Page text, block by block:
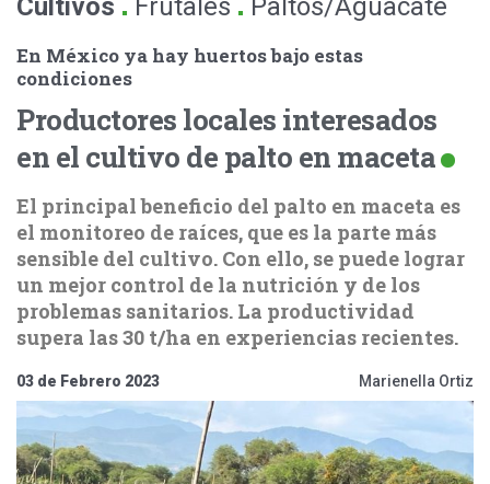
Cultivos Frutales Paltos/Aguacate
En México ya hay huertos bajo estas
condiciones
Productores locales interesados
en el cultivo de palto en maceta
El principal beneficio del palto en maceta es
el monitoreo de raíces, que es la parte más
sensible del cultivo. Con ello, se puede lograr
un mejor control de la nutrición y de los
problemas sanitarios. La productividad
supera las 30 t/ha en experiencias recientes.
03 de Febrero 2023 Marienella Ortiz